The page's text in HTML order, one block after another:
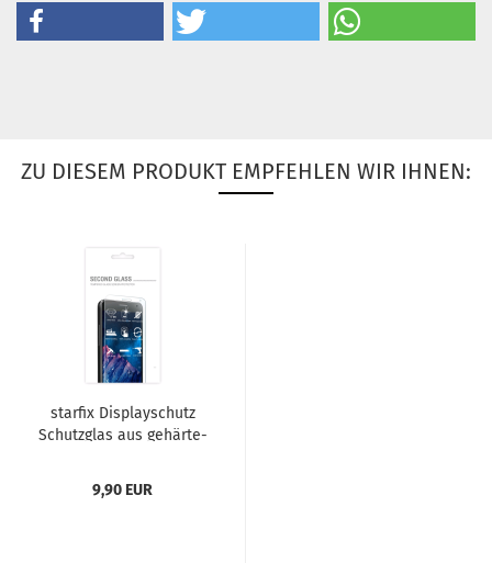
ZU DIESEM PRODUKT EMPFEHLEN WIR IHNEN:
star­fix Dis­play­schutz
Schutz­glas aus ge­här­te­
9,90 EUR